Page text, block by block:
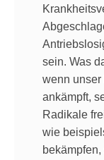
sein. Was
wenn unser
ankämpft,
Radikale
wie